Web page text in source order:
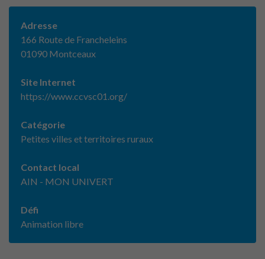
Adresse
166 Route de Francheleins
01090 Montceaux
Site Internet
https://www.ccvsc01.org/
Catégorie
Petites villes et territoires ruraux
Contact local
AIN - MON UNIVERT
Défi
Animation libre